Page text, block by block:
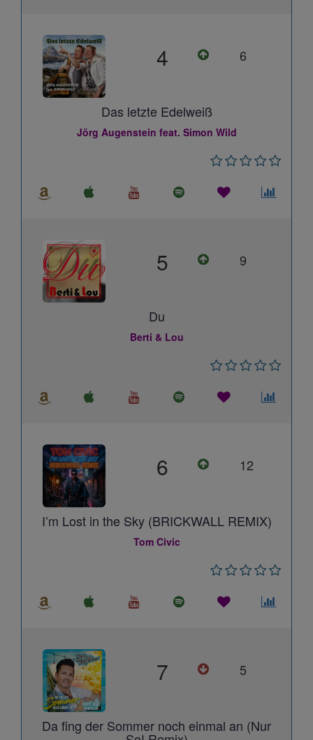
4 6
Das letzte Edelweiß
Jörg Augenstein feat. Simon Wild
5 9
Du
Berti & Lou
6 12
I’m Lost in the Sky (BRICKWALL REMIX)
Tom Civic
7 5
Da fing der Sommer noch einmal an (Nur